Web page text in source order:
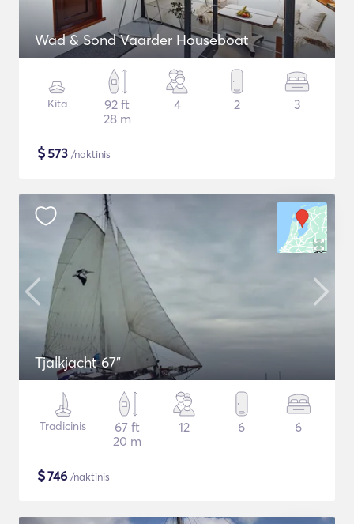
Wad & Sond Vaarder Houseboat
Kita
92 ft
28 m
4 2 3
$573 /naktinis
Tjalkjacht 67"
Tradicinis
67 ft
20 m
12 6 6
$746 /naktinis